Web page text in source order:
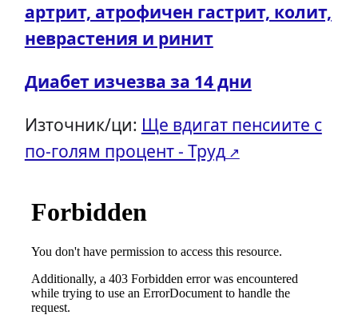
артрит, атрофичен гастрит, колит,
неврастения и ринит
Диабет изчезва за 14 дни
Източник/ци: Ще вдигат пенсиите с
по-голям процент - Труд